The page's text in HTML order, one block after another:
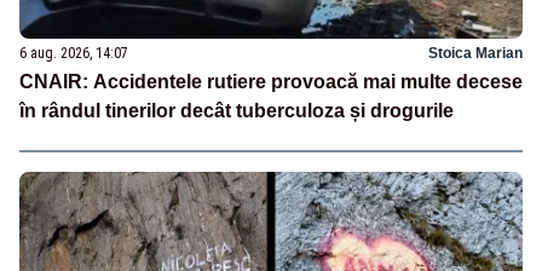
6 aug. 2026, 14:07 Stoica Marian
CNAIR: Accidentele rutiere provoacă mai multe decese
în rândul tinerilor decât tuberculoza și drogurile